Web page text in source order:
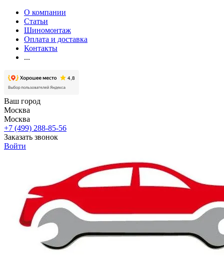
О компании
Статьи
Шиномонтаж
Оплата и доставка
Контакты
...
Ваш город
Москва
Москва
+7 (499) 288-85-56
Заказать звонок
Войти